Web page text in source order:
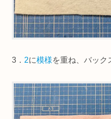
3． 2に模様を重ね、バック